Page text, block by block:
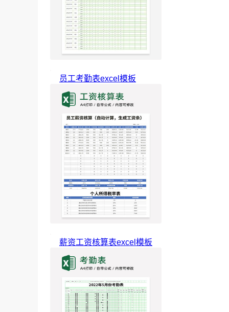
员工考勤表excel模板
薪资工资核算表excel模板